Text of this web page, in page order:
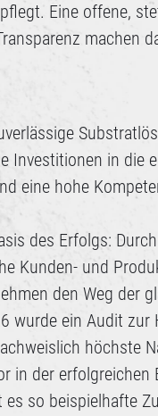
Eine offene,
machen
Investitionen in die
eine hohe
des Erfolgs:
Kunden- und
den Weg der
wurde ein Audit zur
höchste
in der
so beispielhafte